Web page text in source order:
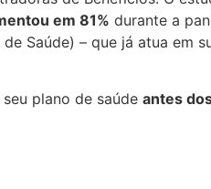
em 81% durante a
Saúde) – que já atua em
plano de saúde antes